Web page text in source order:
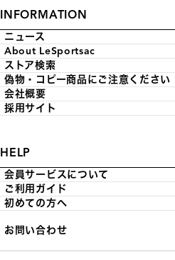
INFORMATION
ニュース
About LeSportsac
ストア検索
偽物・コピー商品にご注意ください
会社概要
採用サイト
HELP
会員サービスについて
ご利用ガイド
初めての方へ
お問い合わせ